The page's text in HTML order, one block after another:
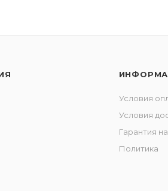
Условия
Условия
Гарантия
Политика